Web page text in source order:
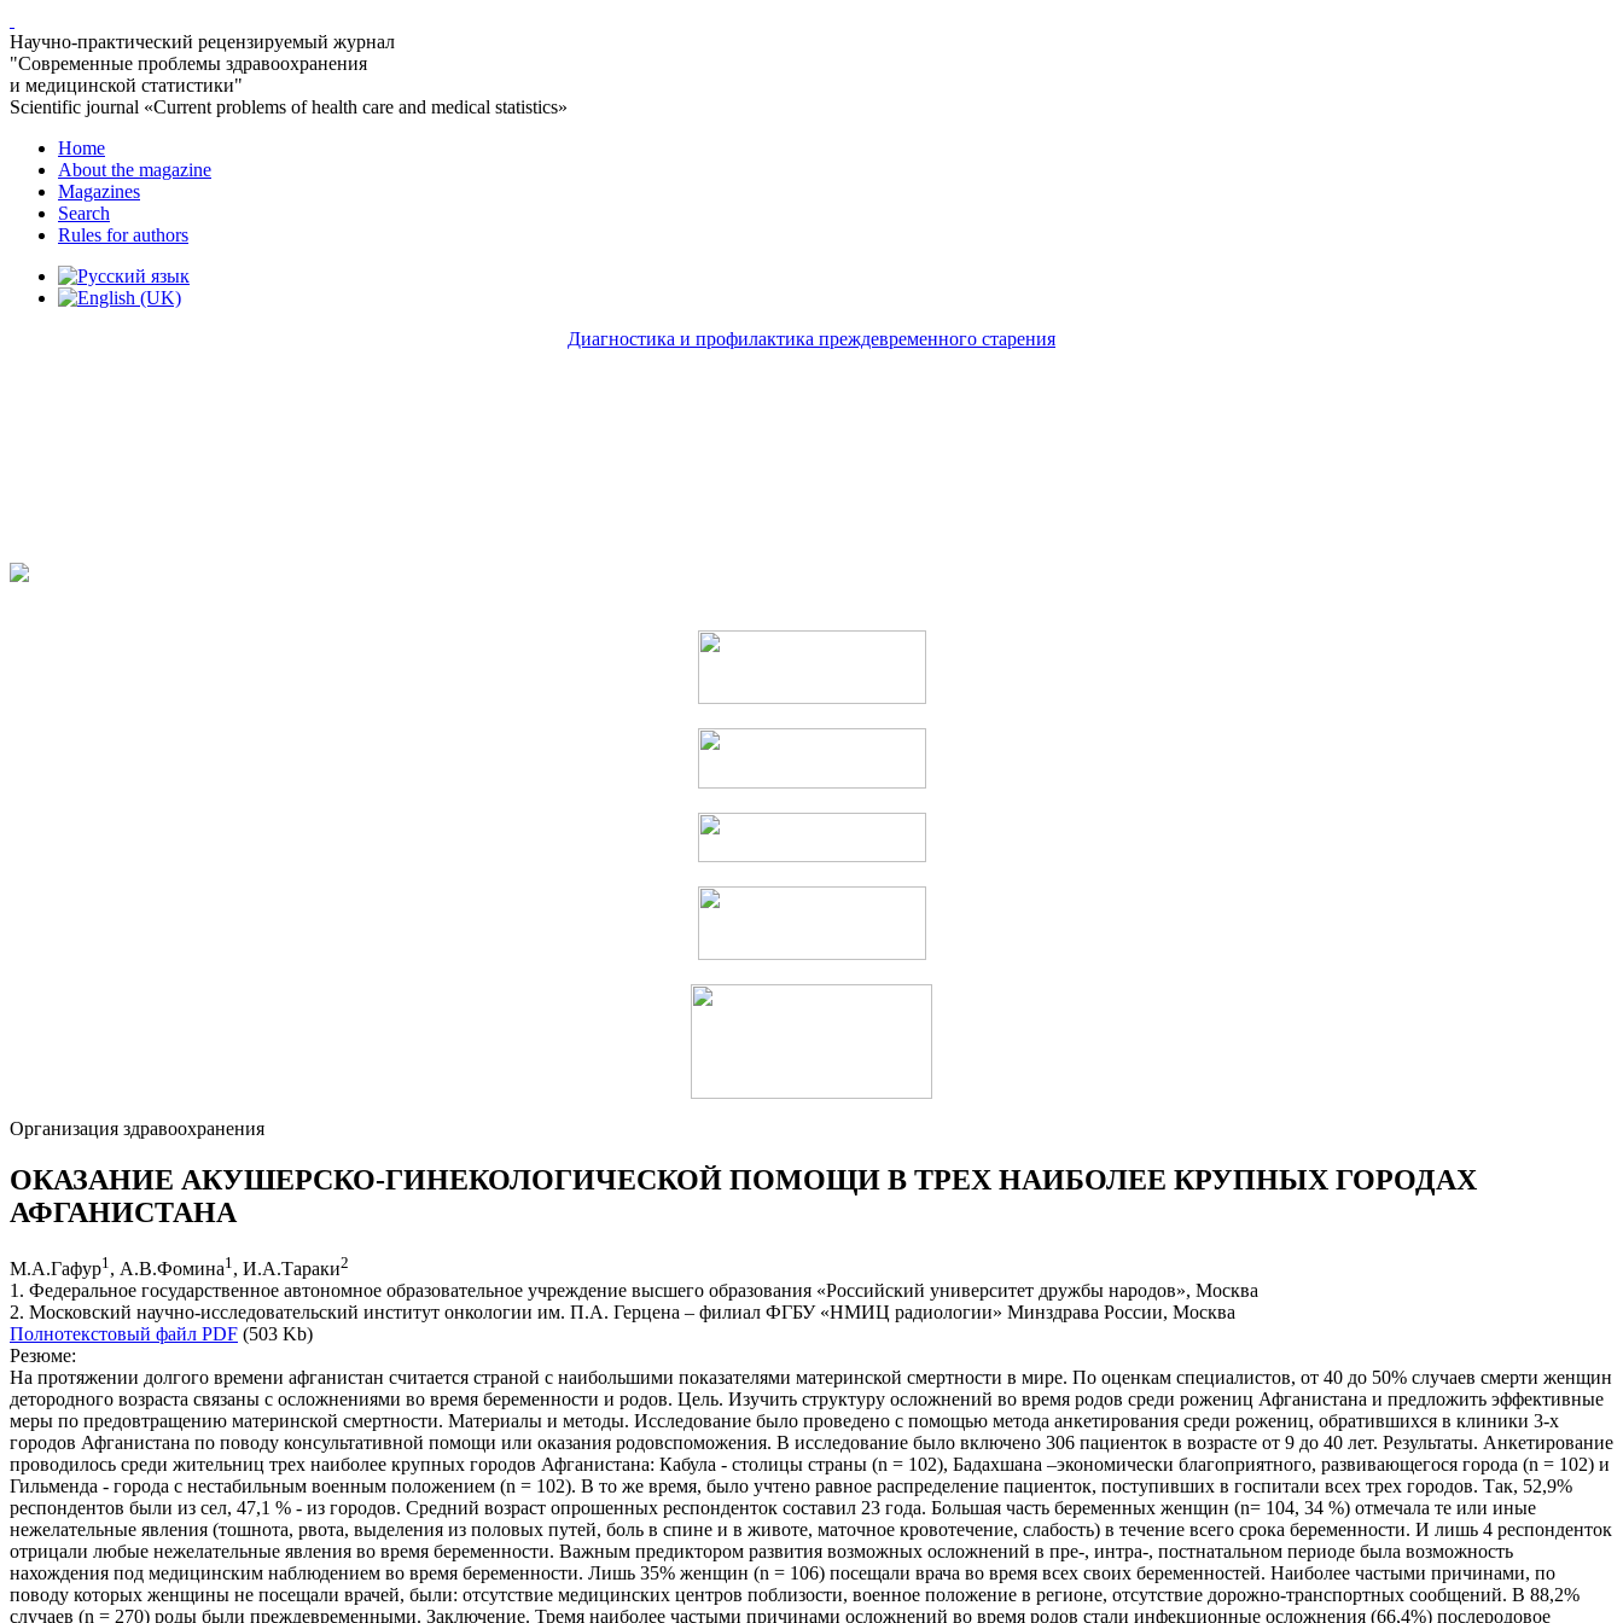
Научно-практический рецензируемый журнал
"Современные проблемы здравоохранения
и медицинской статистики"
Scientific journal «Current problems of health care and medical statistics»
Home
About the magazine
Magazines
Search
Rules for authors
Диагностика и профилактика преждевременного старения
Организация здравоохранения
ОКАЗАНИЕ АКУШЕРСКО-ГИНЕКОЛОГИЧЕСКОЙ ПОМОЩИ В ТРЕХ НАИБОЛЕЕ КРУПНЫХ ГОРОДАХ
АФГАНИСТАНА
М.А.Гафур1 , А.В.Фомина1 , И.А.Тараки2
1. Федеральное государственное автономное образовательное учреждение высшего образования «Российский университет дружбы народов», Москва
2. Московский научно-исследовательский институт онкологии им. П.А. Герцена – филиал ФГБУ «НМИЦ радиологии» Минздрава России, Москва
Полнотекстовый файл PDF (503 Kb)
Резюме:
На протяжении долгого времени афганистан считается страной с наибольшими показателями материнской смертности в мире. По оценкам специалистов, от 40 до 50% случаев смерти женщин
детородного возраста связаны с осложнениями во время беременности и родов. Цель. Изучить структуру осложнений во время родов среди рожениц Афганистана и предложить эффективные
меры по предовтращению материнской смертности. Материалы и методы. Исследование было проведено с помощью метода анкетирования среди рожениц, обратившихся в клиники 3-х
городов Афганистана по поводу консультативной помощи или оказания родовспоможения. В исследование было включено 306 пациенток в возрасте от 9 до 40 лет. Результаты. Анкетирование
проводилось среди жительниц трех наиболее крупных городов Афганистана: Кабула - столицы страны (n = 102), Бадахшана –экономически благоприятного, развивающегося города (n = 102) и
Гильменда - города с нестабильным военным положением (n = 102). В то же время, было учтено равное распределение пациенток, поступивших в госпитали всех трех городов. Так, 52,9%
респондентов были из сел, 47,1 % - из городов. Средний возраст опрошенных респонденток составил 23 года. Большая часть беременных женщин (n= 104, 34 %) отмечала те или иные
нежелательные явления (тошнота, рвота, выделения из половых путей, боль в спине и в животе, маточное кровотечение, слабость) в течение всего срока беременности. И лишь 4 респонденток
отрицали любые нежелательные явления во время беременности. Важным предиктором развития возможных осложнений в пре-, интра-, постнатальном периоде была возможность
нахождения под медицинским наблюдением во время беременности. Лишь 35% женщин (n = 106) посещали врача во время всех своих беременностей. Наиболее частыми причинами, по
поводу которых женщины не посещали врачей, были: отсутствие медицинских центров поблизости, военное положение в регионе, отсутствие дорожно-транспортных сообщений. В 88,2%
случаев (n = 270) роды были преждевременными. Заключение. Тремя наиболее частыми причинами осложнений во время родов стали инфекционные осложнения (66,4%) послеродовое